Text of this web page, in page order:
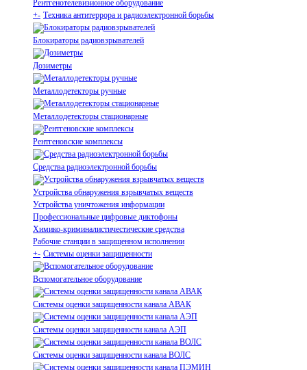
Рентгенотелевизионное оборудование
+- Техника антитеррора и радиоэлектронной борьбы
Блокираторы радиовзрывателей
Дозиметры
Металлодетекторы ручные
Металлодетекторы стационарные
Рентгеновские комплексы
Средства радиоэлектронной борьбы
Устройства обнаружения взрывчатых веществ
Устройства уничтожения информации
Профессиональные цифровые диктофоны
Химико-криминалистичестические средства
Рабочие станции в защищенном исполнении
+- Системы оценки защищенности
Вспомогательное оборудование
Системы оценки защищенности канала АВАК
Системы оценки защищенности канала АЭП
Системы оценки защищенности канала ВОЛС